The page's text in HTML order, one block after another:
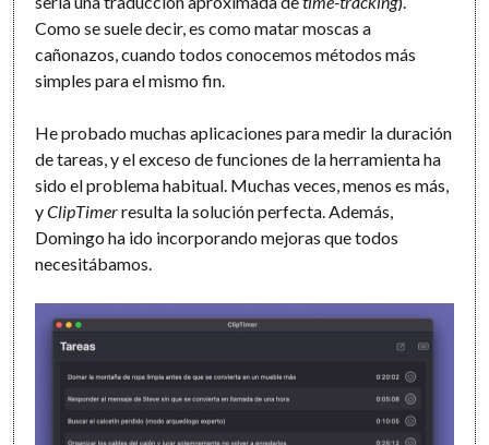
Como se suele decir, es como matar moscas a
cañonazos, cuando todos conocemos métodos más
simples para el mismo fin.
He probado muchas aplicaciones para medir la duración
de tareas, y el exceso de funciones de la herramienta ha
sido el problema habitual. Muchas veces, menos es más,
yClipTimerresulta la solución perfecta. Además,
Domingo ha ido incorporando mejoras que todos
necesitábamos.